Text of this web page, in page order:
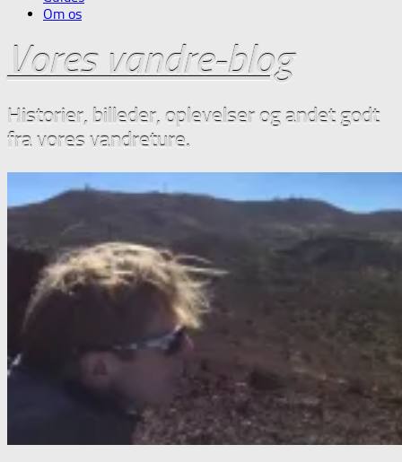
Om os
Vores vandre-blog
Historier, billeder, oplevelser og andet godt
fra vores vandreture.